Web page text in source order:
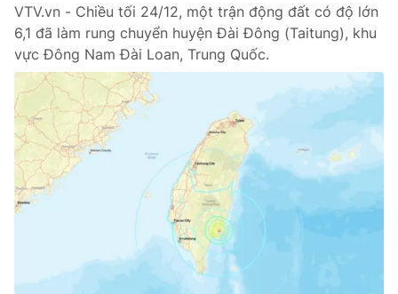
VTV.vn - Chiều tối 24/12, một trận động đất có độ lớn
6,1 đã làm rung chuyển huyện Đài Đông (Taitung), khu
vực Đông Nam Đài Loan, Trung Quốc.